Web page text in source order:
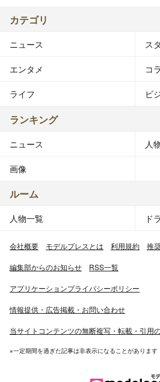
カテゴリ
ニュース ス
エンタメ コ
ライフ ビ
ランキング
ニュース 人
画像
ルーム
人物一覧 ド
会社概要 モデルプレスとは 利用規約 推
編集部からのお知らせ RSS一覧
アプリケーションプライバシーポリシー
情報提供・広告掲載・お問い合わせ
当サイトコンテンツの無断複写・転載・引用
※一定期間を過ぎた記事は非表示になることがあります